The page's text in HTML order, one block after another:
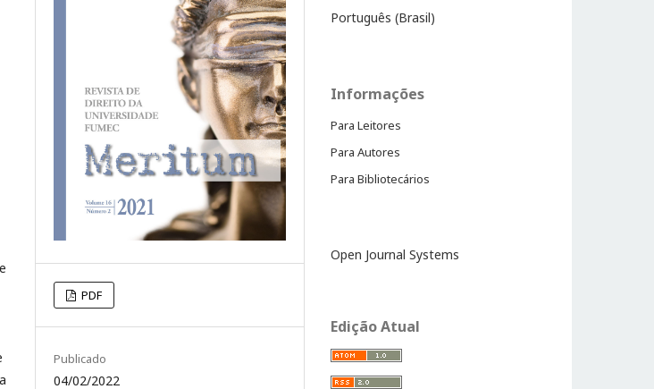
PDF
Publicado
04/02/2022
Português (Brasil)
Informações
Para Leitores
Para Autores
Para Bibliotecários
Open Journal Systems
Edição Atual